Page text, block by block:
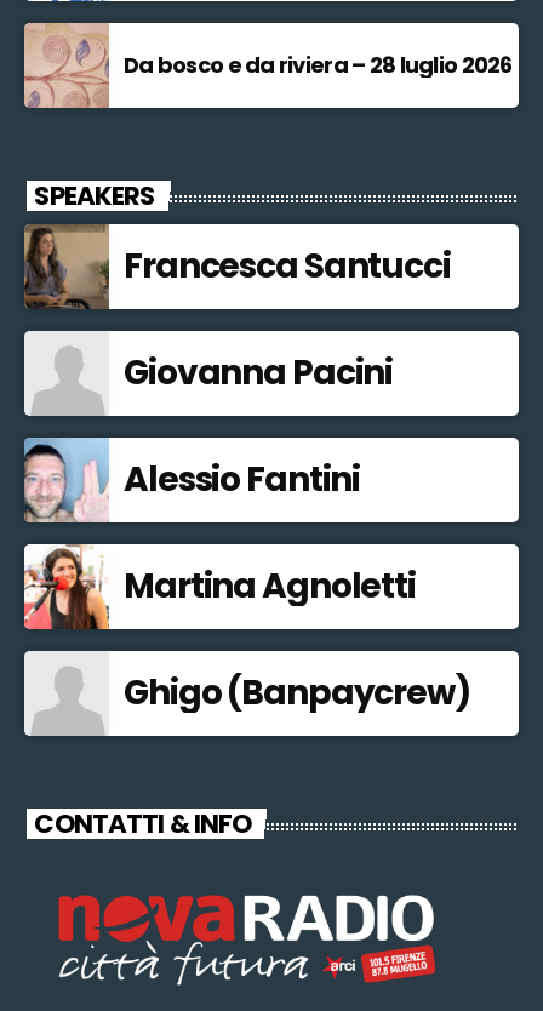
Da bosco e da riviera – 28 luglio 2026
SPEAKERS
Francesca Santucci
Giovanna Pacini
Alessio Fantini
Martina Agnoletti
Ghigo (Banpaycrew)
CONTATTI & INFO